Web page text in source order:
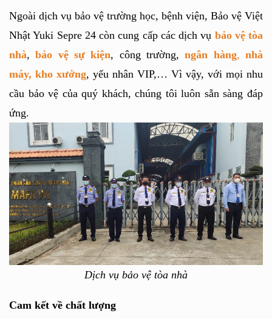
Ngoài dịch vụ bảo vệ trường học, bệnh viện, Bảo vệ Việt
Nhật Yuki Sepre 24 còn cung cấp các dịch vụ bảo vệ tòa
nhà, bảo vệ sự kiện, công trường, ngân hàng, nhà
máy, kho xưởng, yếu nhân VIP,… Vì vậy, với mọi nhu
cầu bảo vệ của quý khách, chúng tôi luôn sẵn sàng đáp
ứng.
Dịch vụ bảo vệ tòa nhà
Cam kết về chất lượng